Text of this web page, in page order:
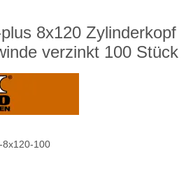
8x120 Zylinderkopf
verzinkt 100 Stück
8x120-100